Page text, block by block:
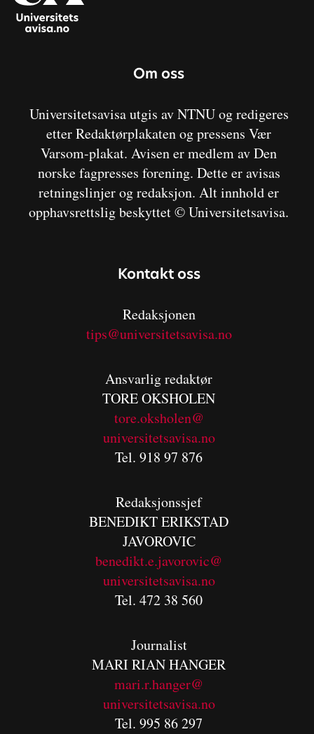
Om oss
Universitetsavisa utgis av NTNU og redigeres
etter Redaktørplakaten og pressens Vær
Varsom-plakat. Avisen er medlem av Den
norske fagpresses forening. Dette er avisas
retningslinjer og redaksjon. Alt innhold er
opphavsrettslig beskyttet © Universitetsavisa.
Kontakt oss
Redaksjonen
tips@universitetsavisa.no
Ansvarlig redaktør
TORE OKSHOLEN
tore.oksholen@
universitetsavisa.no
Tel. 918 97 876
Redaksjonssjef
BENEDIKTERIKSTAD
JAVOROVIC
benedikt.e.javorovic@
universitetsavisa.no
Tel. 472 38 560
Journalist
MARI RIAN HANGER
mari.r.hanger@
universitetsavisa.no
Tel. 995 86 297